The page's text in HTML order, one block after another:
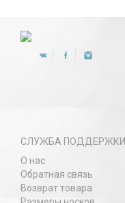
СЛУЖБА ПОДДЕРЖКИ
О нас
Обратная связь
Возврат товара